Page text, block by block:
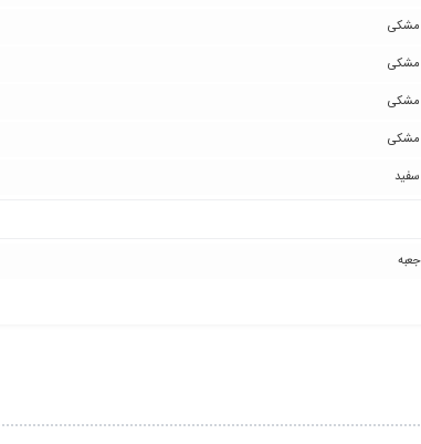
مشکی
مشکی
مشکی
مشکی
سفید
جعبه